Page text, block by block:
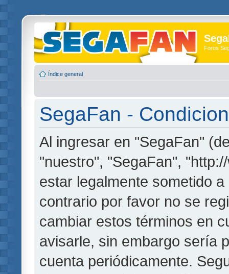
Foros
Índice general
SegaFan -
Al ingresar en "SegaFan"
"nuestro", "SegaFan",
estar legalmente sometido
contrario por favor no se
cambiar estos términos en
avisarle, sin embargo sería
cuenta periódicamente.